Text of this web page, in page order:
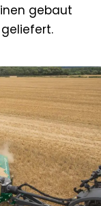
gebaut